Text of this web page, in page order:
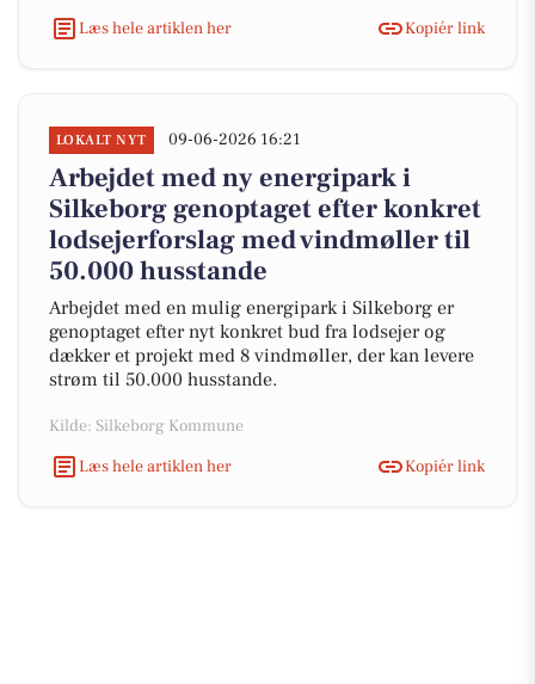
Læs hele artiklen her
Kopiér link
LOKALT NYT 09-06-2026 16:21
Arbejdet med ny energipark i
Silkeborg genoptaget efter konkret
lodsejerforslag med vindmøller til
50.000 husstande
Arbejdet med en mulig energipark i Silkeborg er
genoptaget efter nyt konkret bud fra lodsejer og
dækker et projekt med 8 vindmøller, der kan levere
strøm til 50.000 husstande.
Kilde: Silkeborg Kommune
Læs hele artiklen her
Kopiér link